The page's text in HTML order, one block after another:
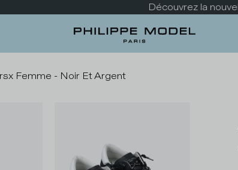
Découvrez la nouvelle collection
Femme - Noir Et Argent